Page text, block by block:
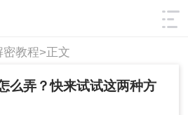
筛选
密教程>正文
么弄？快来试试这两种方